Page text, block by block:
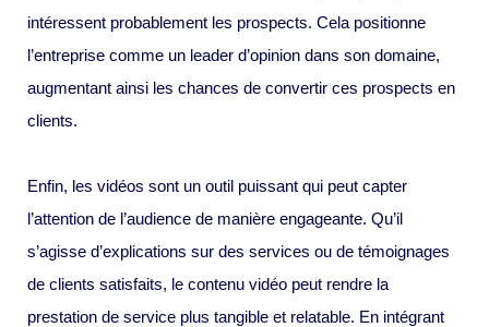
intéressent probablement les prospects. Cela positionne
l’entreprise comme un leader d’opinion dans son domaine,
augmentant ainsi les chances de convertir ces prospects en
clients.
Enfin, les vidéos sont un outil puissant qui peut capter
l’attention de l’audience de manière engageante. Qu’il
s’agisse d’explications sur des services ou de témoignages
de clients satisfaits, le contenu vidéo peut rendre la
prestation de service plus tangible et relatable. En intégrant